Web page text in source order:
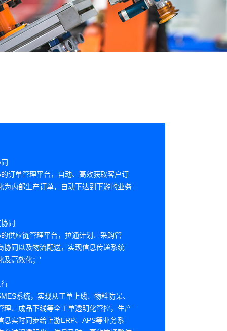
订单管理平台，自动、高效获取客户订
为内部生产订单，自动下达到下游的业务
同
供应链管理平台，拉通计划、采购管
协同以及物流配送，实现信息传递系统
及高效化；'
系统，实现从工单上线、物料防呆、
理、成品下线等全工单透明化管控，生产
息实时同步给上游ERP、APS等业务系